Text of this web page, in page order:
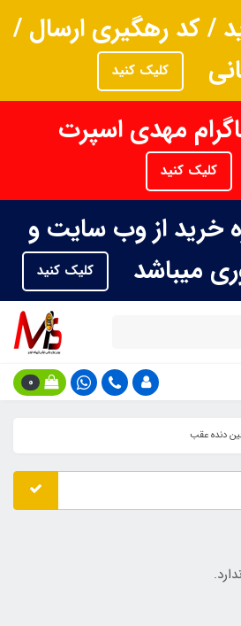
/ کد رهگیری ارسال /
کلیک کنید
مهدی اسپرت
کلیک کنید
خرید از وب سایت و
میباشد
کلیک کنید
0
دنده عقب